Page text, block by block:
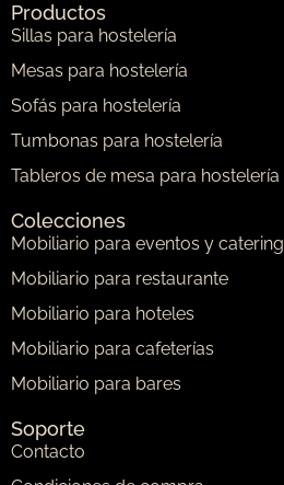
Productos
Sillas para hostelería
Mesas para hostelería
Sofás para hostelería
Tumbonas para hostelería
Tableros de mesa para hostelería
Colecciones
Mobiliario para eventos y catering
Mobiliario para restaurante
Mobiliario para hoteles
Mobiliario para cafeterías
Mobiliario para bares
Soporte
Contacto